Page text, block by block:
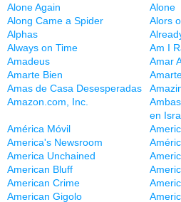
Alone Again
Alone
Along Came a Spider
Alors
Alphas
Always on Time
Am I
Amadeus
Amar
Amarte Bien
Amas de Casa Desesperadas
Amazon.com, Inc.
en
América Móvil
America's Newsroom
America Unchained
American Bluff
American Crime
American Gigolo